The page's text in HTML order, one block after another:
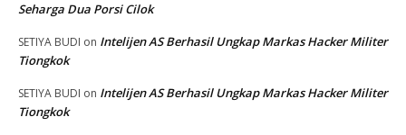
Seharga Dua Porsi Cilok
SETIYA BUDI on Intelijen AS Berhasil Ungkap Markas Hacker Militer
Tiongkok
SETIYA BUDI on Intelijen AS Berhasil Ungkap Markas Hacker Militer
Tiongkok